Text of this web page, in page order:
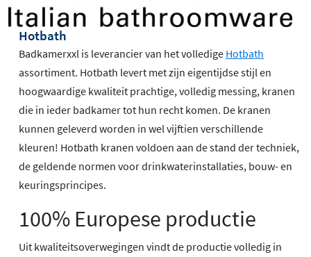
Hotbath
Badkamerxxl is leverancier van het volledige Hotbath
assortiment. Hotbath levert met zijn eigentijdse stijl en
hoogwaardige kwaliteit prachtige, volledig messing, kranen
die in ieder badkamer tot hun recht komen. De kranen
kunnen geleverd worden in wel vijftien verschillende
kleuren! Hotbath kranen voldoen aan de stand der techniek,
de geldende normen voor drinkwaterinstallaties, bouw- en
keuringsprincipes.
100% Europese productie
Uit kwaliteitsoverwegingen vindt de productie volledig in